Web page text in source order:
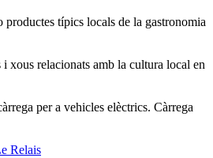
Càrrega